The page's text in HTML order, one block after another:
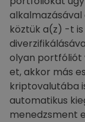
köztük a(z) -t
olyan portfóliót
et, akkor más
kriptovalutába
automatikus
menedzsment